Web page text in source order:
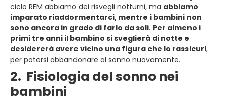
ciclo REM abbiamo dei risvegli notturni, ma abbiamo
imparato riaddormentarci, mentre i bambini non
sono ancora in grado di farlo da soli. Per almeno i
primi tre anni il bambino si sveglierà di notte e
desidererà avere vicino una figura che lo rassicuri,
per potersi abbandonare al sonno nuovamente.
2. Fisiologia del sonno nei
bambini